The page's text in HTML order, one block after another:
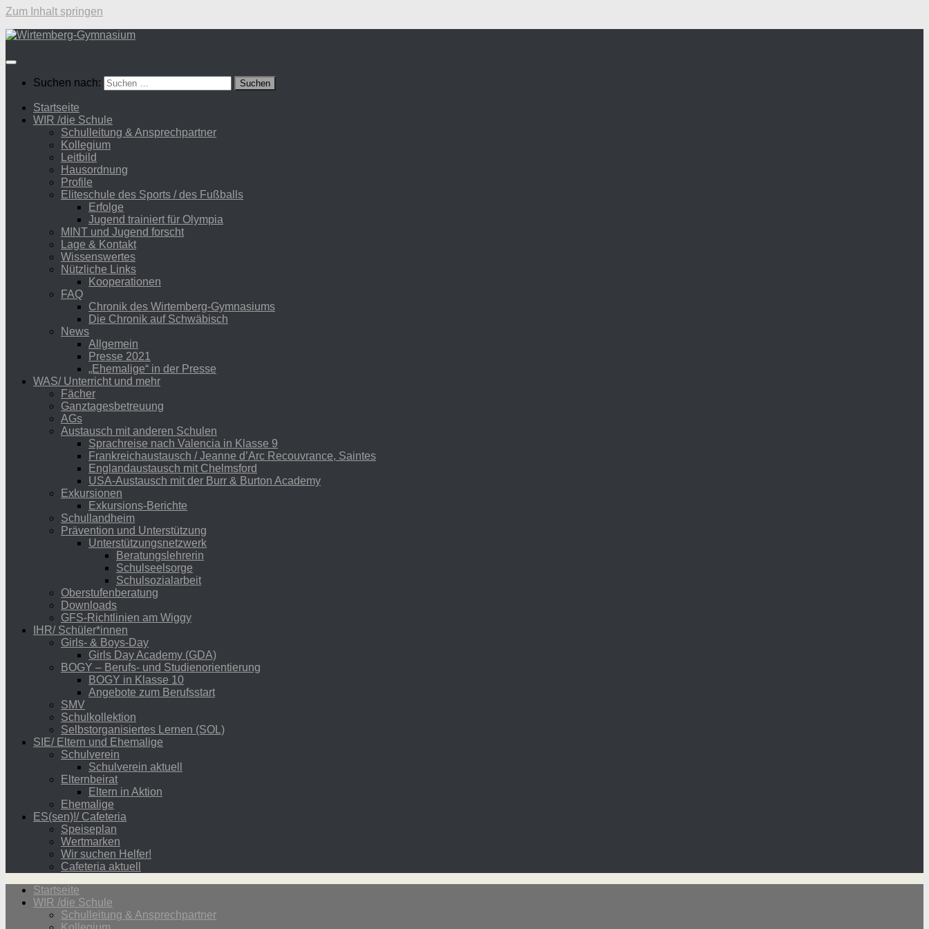
Zum Inhalt springen
Suchen nach:
Startseite
WIR /die Schule
Schulleitung & Ansprechpartner
Kollegium
Leitbild
Hausordnung
Profile
Eliteschule des Sports / des Fußballs
Erfolge
Jugend trainiert für Olympia
MINT und Jugend forscht
Lage & Kontakt
Wissenswertes
Nützliche Links
Kooperationen
FAQ
Chronik des Wirtemberg-Gymnasiums
Die Chronik auf Schwäbisch
News
Allgemein
Presse 2021
„Ehemalige“ in der Presse
WAS/ Unterricht und mehr
Fächer
Ganztagesbetreuung
AGs
Austausch mit anderen Schulen
Sprachreise nach Valencia in Klasse 9
Frankreichaustausch / Jeanne d’Arc Recouvrance, Saintes
Englandaustausch mit Chelmsford
USA-Austausch mit der Burr & Burton Academy
Exkursionen
Exkursions-Berichte
Schullandheim
Prävention und Unterstützung
Unterstützungsnetzwerk
Beratungslehrerin
Schulseelsorge
Schulsozialarbeit
Oberstufenberatung
Downloads
GFS-Richtlinien am Wiggy
IHR/ Schüler*innen
Girls- & Boys-Day
Girls Day Academy (GDA)
BOGY – Berufs- und Studienorientierung
BOGY in Klasse 10
Angebote zum Berufsstart
SMV
Schulkollektion
Selbstorganisiertes Lernen (SOL)
SIE/ Eltern und Ehemalige
Schulverein
Schulverein aktuell
Elternbeirat
Eltern in Aktion
Ehemalige
ES(sen)!/ Cafeteria
Speiseplan
Wertmarken
Wir suchen Helfer!
Cafeteria aktuell
Startseite
WIR /die Schule
Schulleitung & Ansprechpartner